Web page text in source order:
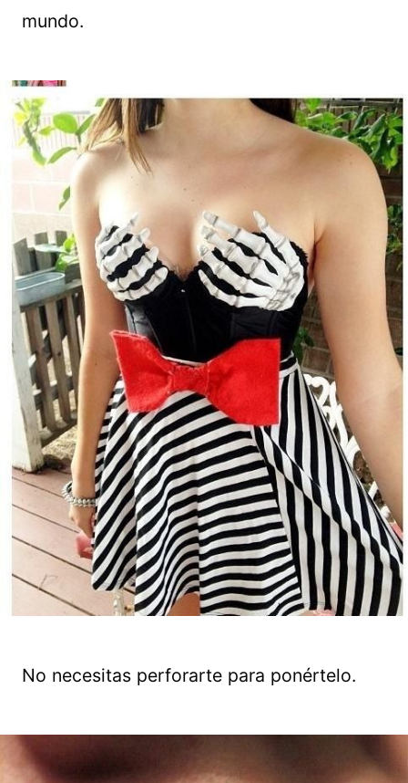
mundo.
No necesitas perforarte para ponértelo.